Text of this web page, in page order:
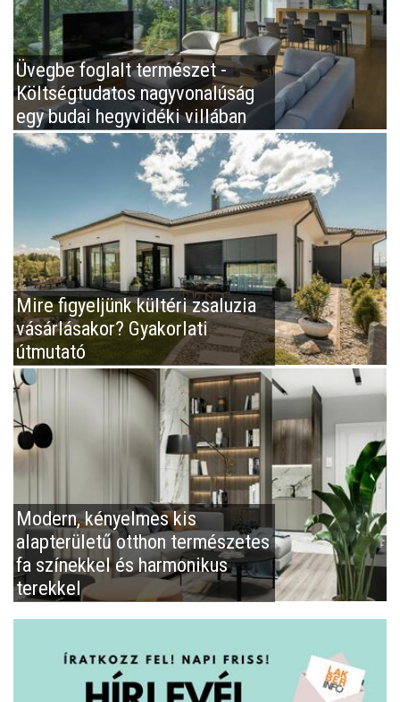
Üvegbe foglalt természet -
Költségtudatos nagyvonalúság
egy budai hegyvidéki villában
Mire figyeljünk kültéri zsaluzia
vásárlásakor? Gyakorlati
útmutató
Modern, kényelmes kis
alapterületű otthon természetes
fa színekkel és harmonikus
terekkel